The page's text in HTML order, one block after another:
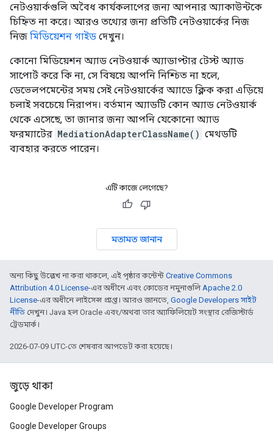
নেটওয়ার্কগুলি অবৈধ কার্যকলাপের জন্য আপনার অ্যাকাউন্টকে
চিহ্নিত না করে। আরও তথ্যের জন্য প্রতিটি নেটওয়ার্কের নিজ
নিজ মিডিয়েশন গাইড দেখুন।
কোনো মিডিয়েশন অ্যাড নেটওয়ার্ক অ্যাডাপ্টার টেস্ট অ্যাড
সাপোর্ট করে কি না, সে বিষয়ে আপনি নিশ্চিত না হলে,
ডেভেলপমেন্টের সময় সেই নেটওয়ার্কের অ্যাডে ক্লিক করা এড়িয়ে
চলাই সবচেয়ে নিরাপদ। বর্তমান অ্যাডটি কোন অ্যাড নেটওয়ার্ক
থেকে এসেছে, তা জানার জন্য আপনি যেকোনো অ্যাড
ফরম্যাটের MediationAdapterClassName() মেথডটি
ব্যবহার করতে পারেন।
এটি কাজে লেগেছে?
মতামত জানান
অন্য কিছু উল্লেখ না করা থাকলে, এই পৃষ্ঠার কন্টেন্ট Creative Commons
Attribution 4.0 License-এর অধীনে এবং কোডের নমুনাগুলি Apache 2.0
License-এর অধীনে লাইসেন্স প্রাপ্ত। আরও জানতে, Google Developers সাইট
নীতি দেখুন। Java হল Oracle এবং/অথবা তার অ্যাফিলিয়েট সংস্থার রেজিস্টার্ড
ট্রেডমার্ক।
2026-07-09 UTC-তে শেষবার আপডেট করা হয়েছে।
জুড়ে থাকা
Google Developer Program
Google Developer Groups